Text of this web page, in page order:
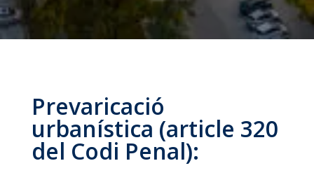
Prevaricació
urbanística (article 320
del Codi Penal):